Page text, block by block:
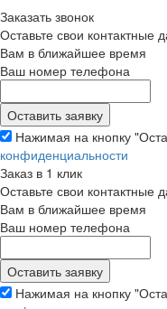
Заказать звонок
Оставьте свои
Вам в ближайшее время
Ваш номер телефона
Нажимая на кнопку
конфиденциальности
Заказ в 1 клик
Оставьте свои
Вам в ближайшее время
Ваш номер телефона
Нажимая на кнопку